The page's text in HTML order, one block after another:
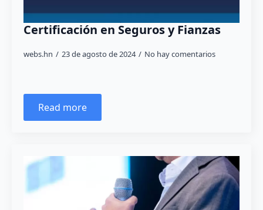
Certificación en Seguros y Fianzas
webs.hn 23 de agosto de 2024 No hay comentarios
Read more